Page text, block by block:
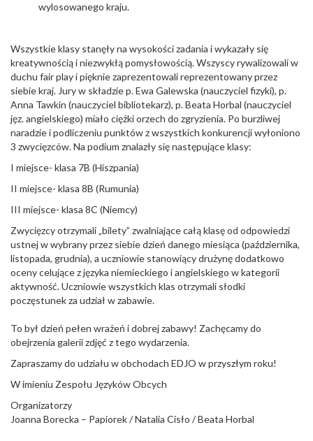
wylosowanego kraju.
Wszystkie klasy stanęły na wysokości zadania i wykazały się
kreatywnością i niezwykłą pomysłowością. Wszyscy rywalizowali w
duchu fair play i pięknie zaprezentowali reprezentowany przez
siebie kraj. Jury w składzie p. Ewa Galewska (nauczyciel fizyki), p.
Anna Tawkin (nauczyciel bibliotekarz), p. Beata Horbal (nauczyciel
jęz. angielskiego) miało ciężki orzech do zgryzienia. Po burzliwej
naradzie i podliczeniu punktów z wszystkich konkurencji wyłoniono
3 zwycięzców. Na podium znalazły się następujące klasy:
I miejsce- klasa 7B (Hiszpania)
II miejsce- klasa 8B (Rumunia)
III miejsce- klasa 8C (Niemcy)
Zwycięzcy otrzymali „bilety” zwalniające całą klasę od odpowiedzi
ustnej w wybrany przez siebie dzień danego miesiąca (października,
listopada, grudnia), a uczniowie stanowiący drużynę dodatkowo
oceny celujące z języka niemieckiego i angielskiego w kategorii
aktywność. Uczniowie wszystkich klas otrzymali słodki
poczęstunek za udział w zabawie.
To był dzień pełen wrażeń i dobrej zabawy! Zachęcamy do
obejrzenia galerii zdjęć z tego wydarzenia.
Zapraszamy do udziału w obchodach EDJO w przyszłym roku!
W imieniu Zespołu Języków Obcych
Organizatorzy
Joanna Borecka – Papiorek / Natalia Cisło / Beata Horbal